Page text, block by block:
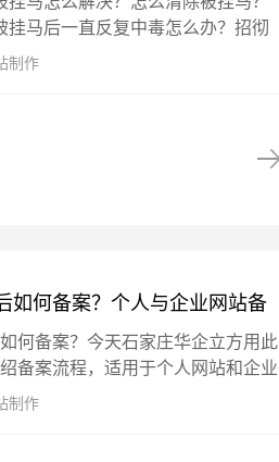
挂马后一直反复中毒怎么办？招彻
，彻底清除挂马！此篇文章以
制作
如何备案？个人与企业网站备
何备案？今天石家庄华企立方用此
备案流程，适用于个人网站和企业
备案旨在确保网站运营主体的真实
制作